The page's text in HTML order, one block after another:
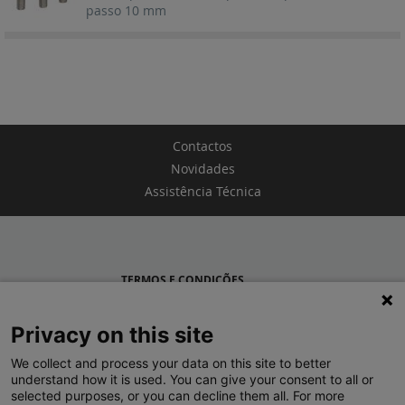
passo 10 mm
Contactos
Novidades
Assistência Técnica
TERMOS E CONDIÇÕES
LEGRAND PORTUGAL
GRUPO LEGRAND NO MUNDO
Privacy on this site
We collect and process your data on this site to better
understand how it is used. You can give your consent to all or
selected purposes, or you can decline them all. For more